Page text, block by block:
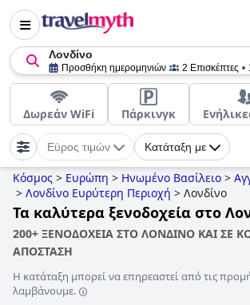
Λονδίνο
Προσθήκη ημερομηνιών 2 Επισκέπτες
Δωρεάν WiFi Πάρκινγκ
Εύρος τιμών Κατάταξη με
Κόσμος > Ευρώπη > Ηνωμένο Βασίλειο >
> Λονδίνο Ευρύτερη Περιοχή > Λονδίνο
Τα καλύτερα ξενοδοχεία στο
200+ ΞΕΝΟΔΟΧΕΙΑ ΣΤΟ ΛΟΝΔΙΝΟ ΚΑΙ ΣΕ
ΑΠΟΣΤΑΣΗ
Η κατάταξη μπορεί να επηρεαστεί από τις
λαμβάνουμε.